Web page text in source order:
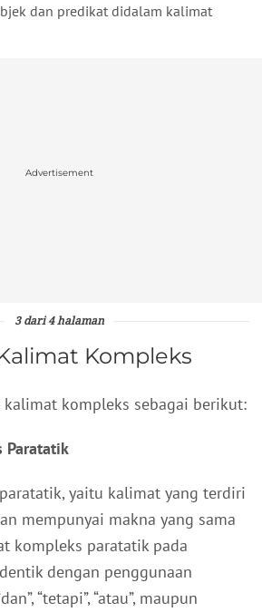
dan predikat didalam kalimat
Advertisement
3 dari 4 halaman
Kompleks
kompleks sebagai berikut:
Paratatik
yaitu kalimat yang terdiri
mempunyai makna yang sama
kompleks paratatik pada
dengan penggunaan
“tetapi”, “atau”, maupun